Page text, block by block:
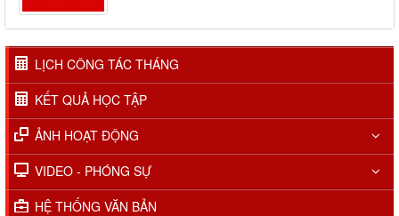
LỊCH CÔNG TÁC THÁNG
KẾT QUẢ HỌC TẬP
ẢNH HOẠT ĐỘNG
VIDEO - PHÓNG SỰ
HỆ THỐNG VĂN BẢN